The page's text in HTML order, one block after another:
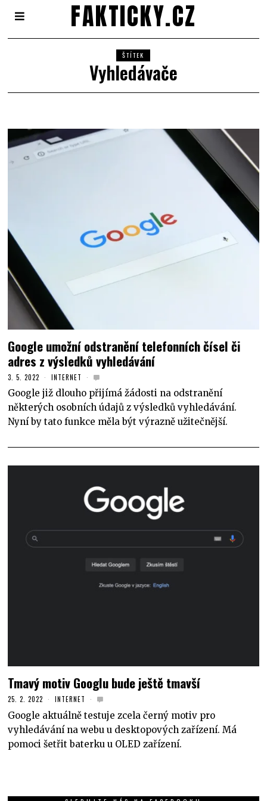
FAKTICKY.CZ
ŠTÍTEK
Vyhledávače
Google umožní odstranění telefonních čísel či
adres z výsledků vyhledávání
3. 5. 2022 INTERNET
Google již dlouho přijímá žádosti na odstranění
některých osobních údajů z výsledků vyhledávání.
Nyní by tato funkce měla být výrazně užitečnější.
Tmavý motiv Googlu bude ještě tmavší
25. 2. 2022 INTERNET
Google aktuálně testuje zcela černý motiv pro
vyhledávání na webu u desktopových zařízení. Má
pomoci šetřit baterku u OLED zařízení.